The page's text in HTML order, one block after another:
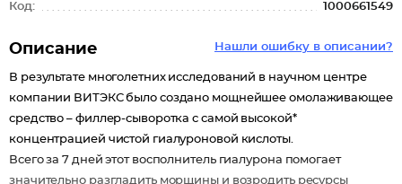
Код: 1000661549
Нашли ошибку в описании?
Описание
В результате многолетних исследований в научном центре
компании ВИТЭКС было создано мощнейшее омолаживающее
средство – филлер-сыворотка с самой высокой*
концентрацией чистой гиалуроновой кислоты.
Всего за 7 дней этот восполнитель гиалурона помогает
значительно разгладить морщины и возродить ресурсы